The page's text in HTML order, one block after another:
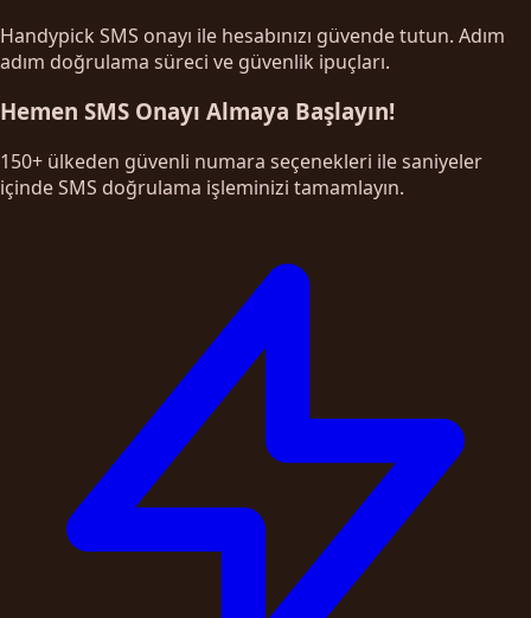
Handypick SMS onayı ile hesabınızı güvende tutun. Adım
adım doğrulama süreci ve güvenlik ipuçları.
Hemen SMS Onayı Almaya Başlayın!
150+ ülkeden güvenli numara seçenekleri ile saniyeler
içinde SMS doğrulama işleminizi tamamlayın.